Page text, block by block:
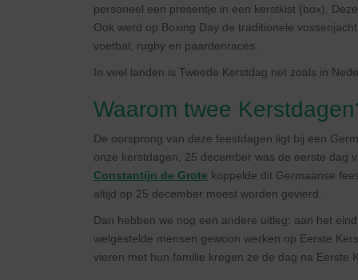
personeel een presentje in een kerstkist (box).
Ook werd op Boxing Day de traditionele
voetbal, rugby en paardenraces.
In veel landen is Tweede Kerstdag net zoals in
Waarom twee
De oorsprong van deze feestdagen ligt bij een
onze kerstdagen, 25 december was de eerste dag
Constantijn de Grote koppelde dit Germaanse
altijd op 25 december moest worden gevierd.
Dan hebben we nog een andere uitleg: aan het
welgestelde mensen gewoon werken op Eerste
vieren met hun familie kregen ze de dag na Eerste